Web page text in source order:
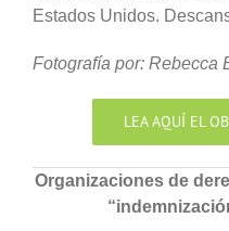
Estados Unidos.
Fotografía por: Rebecca
LEA AQUÍ EL
Organizaciones de